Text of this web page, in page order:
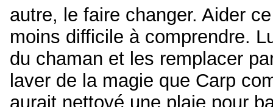
autre, le faire changer. Aider
moins difficile à comprendre.
du chaman et les remplacer
laver de la magie que Carp
aurait nettoyé une plaie pour